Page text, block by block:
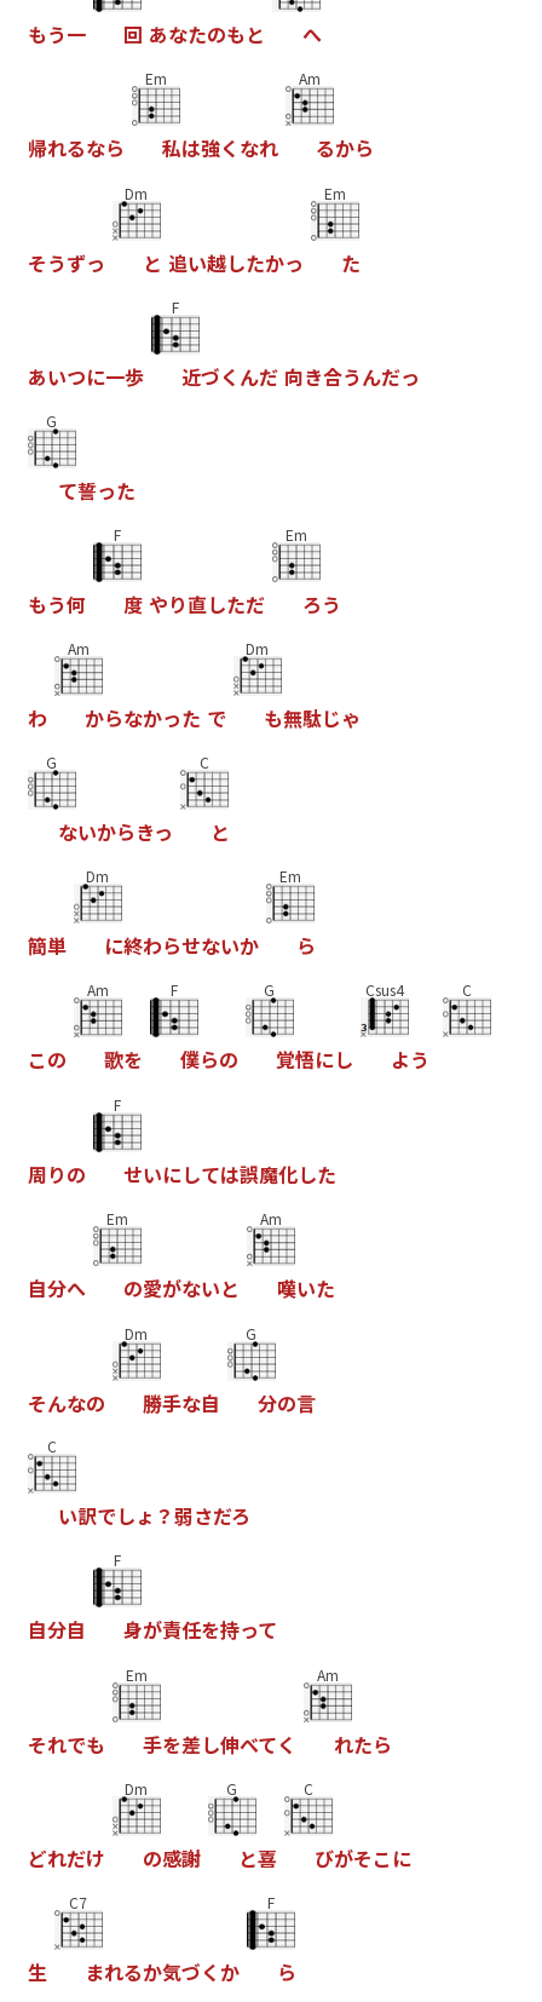
もう一 回 あなたのもと へ
帰れるなら
Em
私は強く なれ
Am
るから
そうずっ
Dm
と 追い越したかっ
Em
た
あいつに一歩
F
近づく んだ 向き合うんだっ
G
て誓った
もう何
F
度 やり直しただ
Em
ろう
わ
Am
からなかった で
Dm
も無駄じゃ
G
ないからきっ
C
と
簡単
Dm
に終わらせないか
Em
ら
この
Am
歌を
F
僕らの
G
覚悟にし
Csus4
よう
C
周りの
F
せいにしては誤魔化した
自分へ
Em
の愛がないと
Am
嘆いた
そんなの
Dm
勝手な自
G
分の言
C
い訳でしょ ？弱さだろ
自分自
F
身が責任を持って
それでも
Em
手を差し伸べてく
Am
れたら
どれだけ
Dm
の感謝
G
と喜
C
びがそこ に
生
C7
まれるか気づく か
F
ら